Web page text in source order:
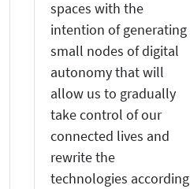
spaces with the
intention of generating
small nodes of digital
autonomy that will
allow us to gradually
take control of our
connected lives and
rewrite the
technologies according